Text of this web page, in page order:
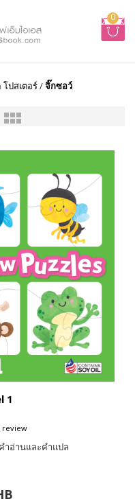
0
ปสเตอร์/จิ๊กซอว์
1
review
ำอ่านและคำแปล